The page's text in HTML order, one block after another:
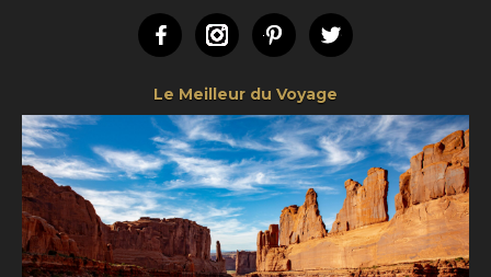
FacebookInstagramPinterestTwitter
Le Meilleur du Voyage